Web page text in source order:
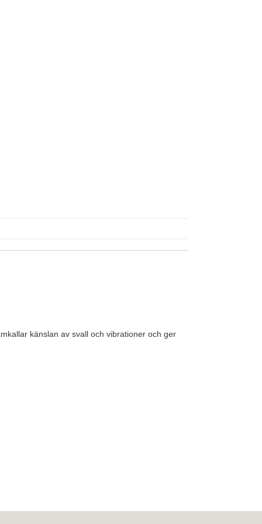
känslan av svall och vibrationer och ger